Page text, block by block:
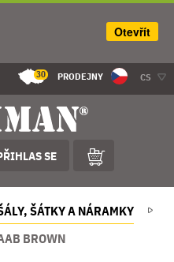
30 PRODEJNY CS
SE
ŠÁTKY A NÁRAMKY
BROWN
Otevřít